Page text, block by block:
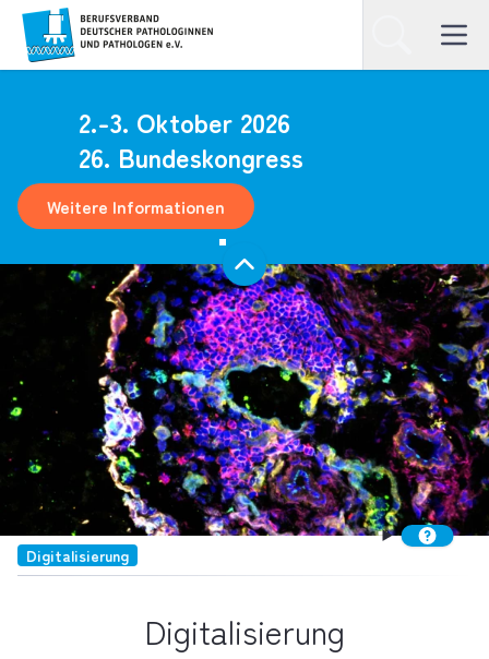
Homepage SuchenOpen
2.-3. Oktober 2026
26. Bundeskongress
Weitere Informationen
Digitalisierung
Digitalisierung